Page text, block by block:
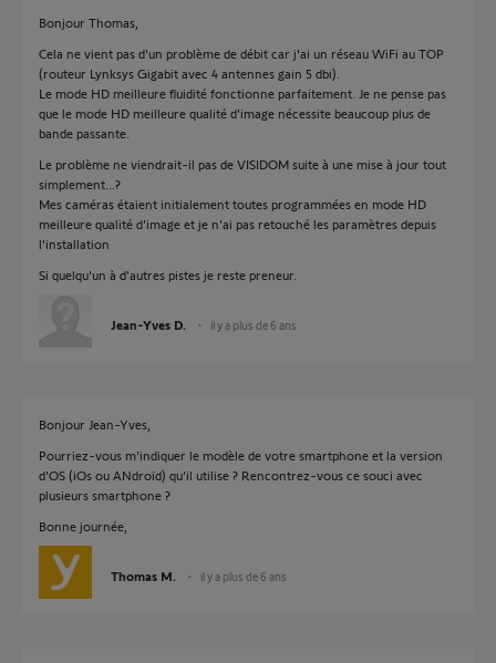
Bonjour Thomas,
Cela ne vient pas d'un problème de débit car j'ai un réseau WiFi au TOP
(routeur Lynksys Gigabit avec 4 antennes gain 5 dbi).
Le mode HD meilleure fluidité fonctionne parfaitement. Je ne pense pas
que le mode HD meilleure qualité d'image nécessite beaucoup plus de
bande passante.
Le problème ne viendrait-il pas de VISIDOM suite à une mise à jour tout
simplement...?
Mes caméras étaient initialement toutes programmées en mode HD
meilleure qualité d'image et je n'ai pas retouché les paramètres depuis
l'installation
Si quelqu'un à d'autres pistes je reste preneur.
Jean-Yves D. il y a plus de 6 ans
Bonjour Jean-Yves,
Pourriez-vous m'indiquer le modèle de votre smartphone et la version
d'OS (iOs ou ANdroïd) qu'il utilise ? Rencontrez-vous ce souci avec
plusieurs smartphone ?
Bonne journée,
Thomas M. il y a plus de 6 ans